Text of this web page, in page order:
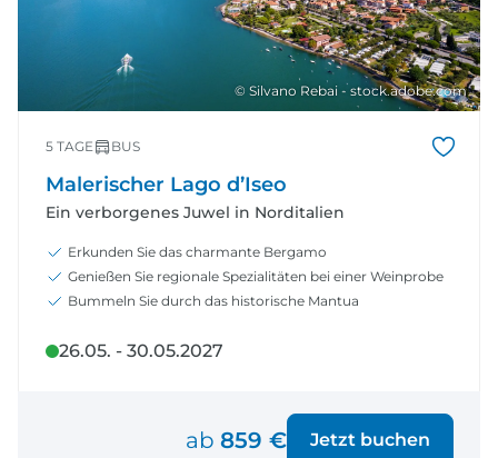
© Silvano Rebai - stock.adobe.com
5 TAGE BUS
Malerischer Lago d’Iseo
Ein verborgenes Juwel in Norditalien
Erkunden Sie das charmante Bergamo
Genießen Sie regionale Spezialitäten bei einer Weinprobe
Bummeln Sie durch das historische Mantua
26.05. - 30.05.2027
ab 859 € Jetzt buchen